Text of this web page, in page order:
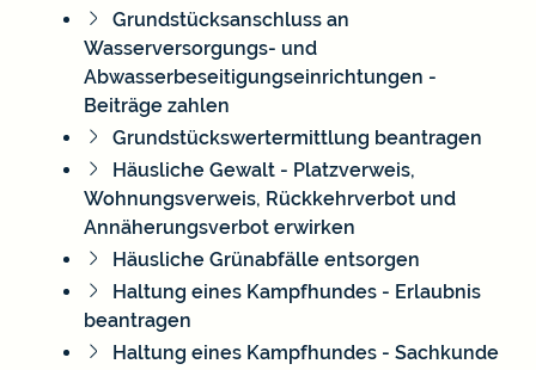
Grundstücksanschluss an
Wasserversorgungs- und
Abwasserbeseitigungseinrichtungen -
Beiträge zahlen
Grundstückswertermittlung beantragen
Häusliche Gewalt - Platzverweis,
Wohnungsverweis, Rückkehrverbot und
Annäherungsverbot erwirken
Häusliche Grünabfälle entsorgen
Haltung eines Kampfhundes - Erlaubnis
beantragen
Haltung eines Kampfhundes - Sachkunde